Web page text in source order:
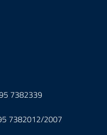
7382339
7382012/2007